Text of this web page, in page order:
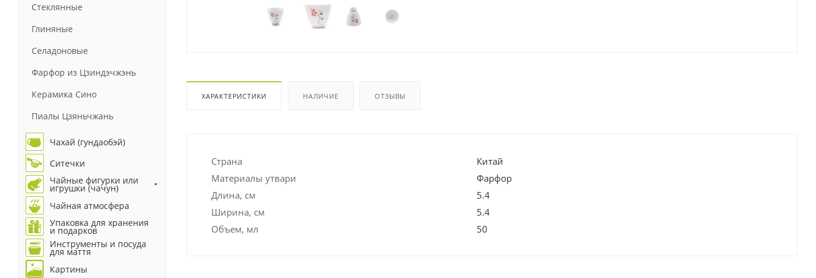
ХАРАКТЕРИСТИКИ НАЛИЧИЕ ОТЗЫВЫ
Страна
Китай
Материалы утвари
Фарфор
Длина, см
5.4
Ширина, см
5.4
Объем, мл
50
Стеклянные
Глиняные
Селадоновые
Фарфор из Цзиндэчжэнь
Керамика Сино
Пиалы Цзяньчжань
Чахай (гундаобэй)
Ситечки
Чайные фигурки или
игрушки (чачун)
Чайная атмосфера
Упаковка для хранения
и подарков
Инструменты и посуда
для маття
Картины